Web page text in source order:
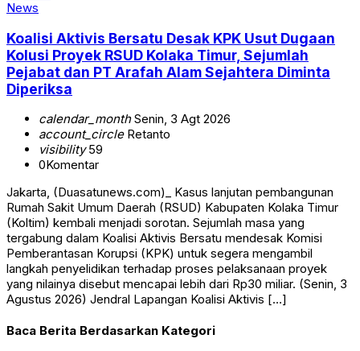
News
Koalisi Aktivis Bersatu Desak KPK Usut Dugaan
Kolusi Proyek RSUD Kolaka Timur, Sejumlah
Pejabat dan PT Arafah Alam Sejahtera Diminta
Diperiksa
calendar_monthSenin, 3 Agt 2026
account_circleRetanto
visibility59
0Komentar
Jakarta, (Duasatunews.com)_ Kasus lanjutan pembangunan
Rumah Sakit Umum Daerah (RSUD) Kabupaten Kolaka Timur
(Koltim) kembali menjadi sorotan. Sejumlah masa yang
tergabung dalam Koalisi Aktivis Bersatu mendesak Komisi
Pemberantasan Korupsi (KPK) untuk segera mengambil
langkah penyelidikan terhadap proses pelaksanaan proyek
yang nilainya disebut mencapai lebih dari Rp30 miliar. (Senin, 3
Agustus 2026) Jendral Lapangan Koalisi Aktivis […]
Baca Berita Berdasarkan Kategori